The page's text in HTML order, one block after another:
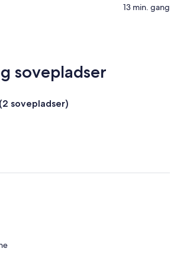
‪13 min. gang‬
sovepladser
(2 sovepladser)